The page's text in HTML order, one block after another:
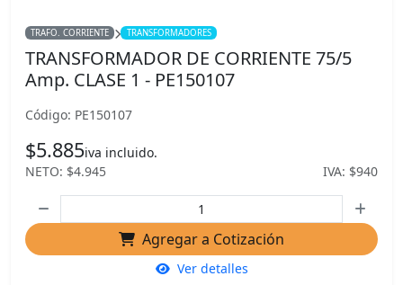
TRAFO. CORRIENTE TRANSFORMADORES
TRANSFORMADOR DE CORRIENTE 75/5
Amp. CLASE 1 - PE150107
Código: PE150107
$5.885iva incluido.
NETO: $4.945
IVA: $940
Agregar a Cotización
Ver detalles